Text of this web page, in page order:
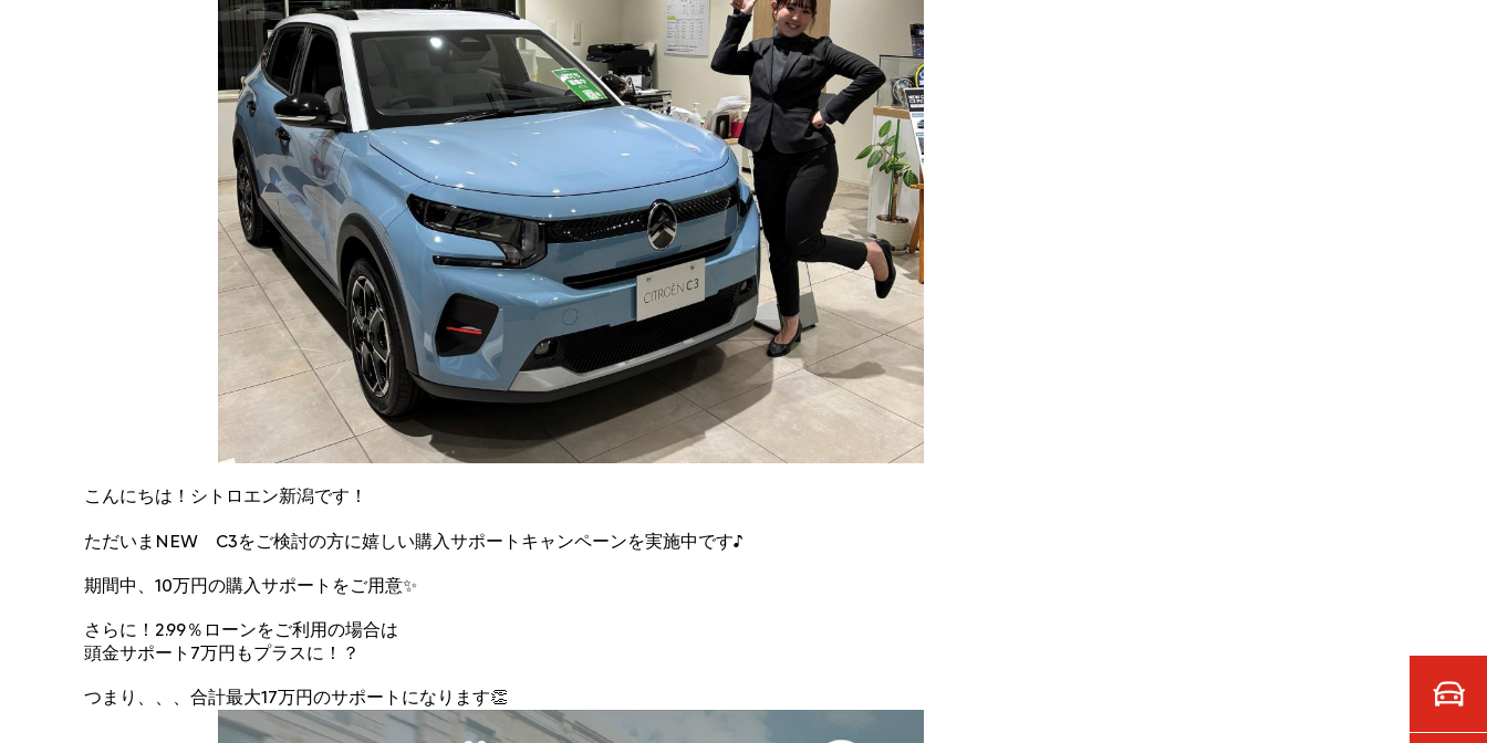
こんにちは！シトロエン新潟です！
ただいまNEW C3をご検討の方に嬉しい購入サポートキャンペーンを実施中です♪
期間中、10万円の購入サポートをご用意✨
さらに！2.99％ローンをご利用の場合は
頭金サポート7万円もプラスに！？
つまり、、、合計最大17万円のサポートになります👏